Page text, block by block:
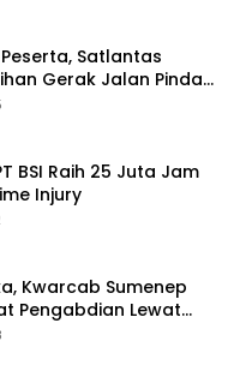
Satlantas
Gerak Jalan Pindah
BSI Raih 25 Juta Jam
Injury
Kwarcab Sumenep
Pengabdian Lewat